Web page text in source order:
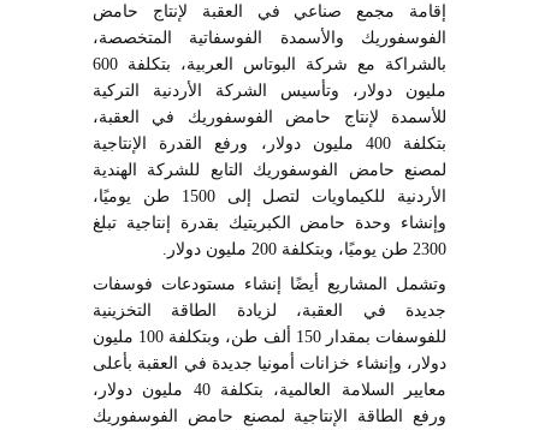
إقامة مجمع صناعي في العقبة لإنتاج حامض
الفوسفوريك والأسمدة الفوسفاتية المتخصصة،
بالشراكة مع شركة البوتاس العربية، بتكلفة 600
مليون دولار، وتأسيس الشركة الأردنية التركية
للأسمدة لإنتاج حامض الفوسفوريك في العقبة،
بتكلفة 400 مليون دولار، ورفع القدرة الإنتاجية
لمصنع حامض الفوسفوريك التابع للشركة الهندية
الأردنية للكيماويات لتصل إلى 1500 طن يوميًا،
وإنشاء وحدة حامض الكبريتيك بقدرة إنتاجية تبلغ
2300 طن يوميًا، وبتكلفة 200 مليون دولار.
وتشمل المشاريع أيضًا إنشاء مستودعات فوسفات
جديدة في العقبة، لزيادة الطاقة التخزينية
للفوسفات بمقدار 150 ألف طن، وبتكلفة 100 مليون
دولار، وإنشاء خزانات أمونيا جديدة في العقبة بأعلى
معايير السلامة العالمية، بتكلفة 40 مليون دولار،
ورفع الطاقة الإنتاجية لمصنع حامض الفوسفوريك